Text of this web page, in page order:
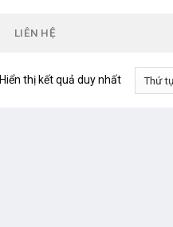
LIÊN HỆ
Hiển thị kết quả duy nhất